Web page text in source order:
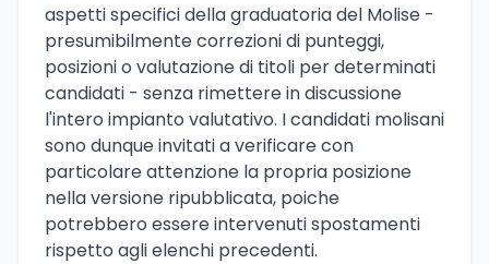
aspetti specifici della graduatoria del Molise -
presumibilmente correzioni di punteggi,
posizioni o valutazione di titoli per determinati
candidati - senza rimettere in discussione
l'intero impianto valutativo. I candidati molisani
sono dunque invitati a verificare con
particolare attenzione la propria posizione
nella versione ripubblicata, poiche
potrebbero essere intervenuti spostamenti
rispetto agli elenchi precedenti.